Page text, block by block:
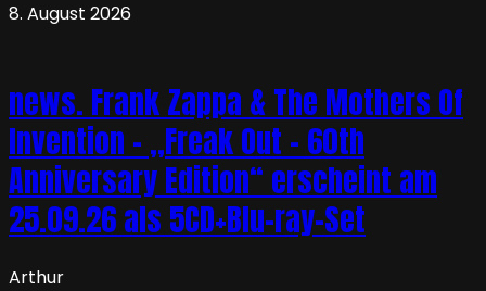
8. August 2026
news. Frank Zappa & The Mothers Of
Invention – „Freak Out – 60th
Anniversary Edition“ erscheint am
25.09.26 als 5CD+Blu-ray-Set
Arthur